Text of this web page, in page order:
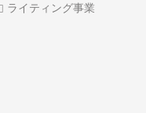
ライティング事業